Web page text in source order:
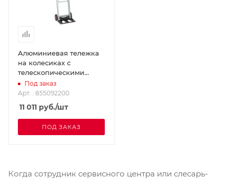
Алюминиевая тележка
на колесиках с
телескопическими
ручками SUPER-EGO
855092200
Под заказ
Арт. : 855092200
11 011 руб./шт
ПОД ЗАКАЗ
Когда сотрудник сервисного центра или слесарь-